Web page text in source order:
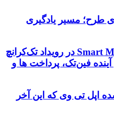
طرح؛ مسیر یادگیری
رونمایی از استیج Smart Money در رویداد تک‌کرانچ
بررسی آینده فین‌تک، پرداخت‌ ها و
اپل تی وی که این آخر